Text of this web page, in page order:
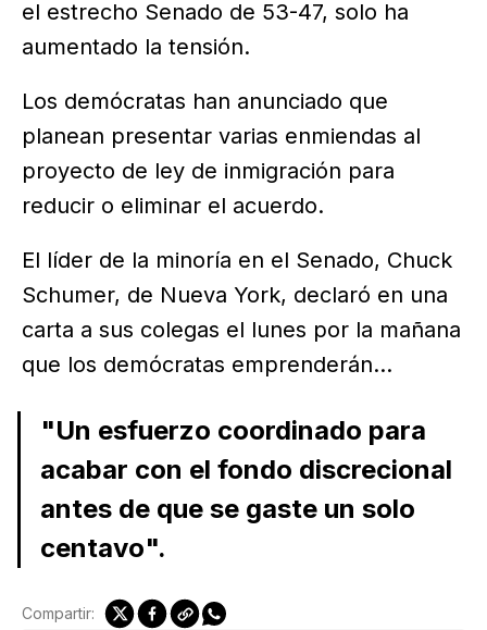
el estrecho Senado de 53-47, solo ha
aumentado la tensión.
Los demócratas han anunciado que
planean presentar varias enmiendas al
proyecto de ley de inmigración para
reducir o eliminar el acuerdo.
El líder de la minoría en el Senado, Chuck
Schumer, de Nueva York, declaró en una
carta a sus colegas el lunes por la mañana
que los demócratas emprenderán...
"Un esfuerzo coordinado para
acabar con el fondo discrecional
antes de que se gaste un solo
centavo".
Compartir: